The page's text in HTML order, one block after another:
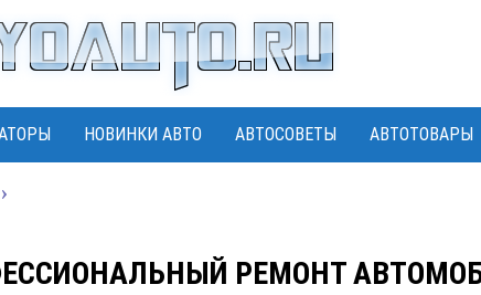
НОВИНКИ АВТО АВТОСОВЕТЫ АВТОТОВАРЫ
РЕМОНТ